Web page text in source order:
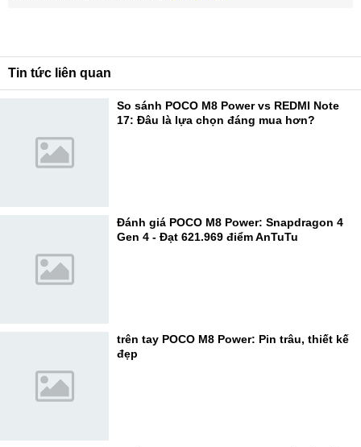
Tin tức liên quan
So sánh POCO M8 Power vs REDMI Note
17: Đâu là lựa chọn đáng mua hơn?
Đánh giá POCO M8 Power: Snapdragon 4
Gen 4 - Đạt 621.969 điểm AnTuTu
trên tay POCO M8 Power: Pin trâu, thiết kế
đẹp